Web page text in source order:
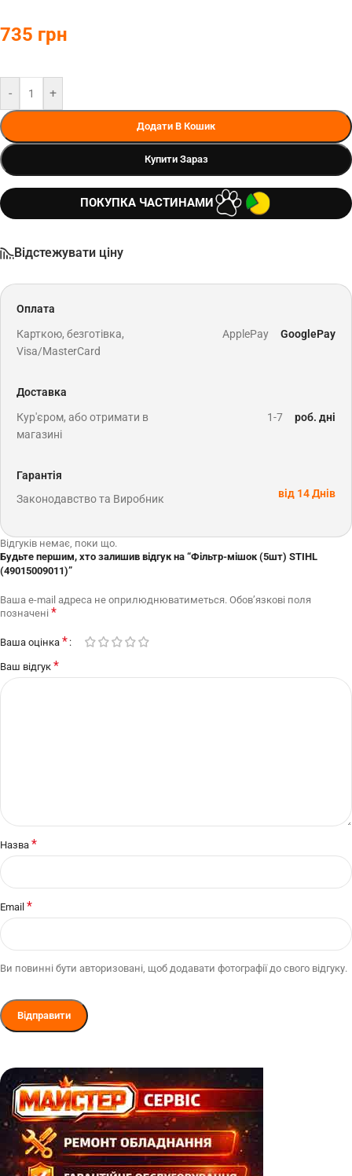
735 грн
- +
Додати В Кошик
Купити Зараз
ПОКУПКА ЧАСТИНАМИ
Відстежувати ціну
Оплата
Карткою, безготівка,
Visa/MasterCard
ApplePay GooglePay
Доставка
Кур'єром, або отримати в
магазині
1-7 роб. дні
Гарантія
Законодавство та Виробник
від 14 Днів
Відгуків немає, поки що.
Будьте першим, хто залишив відгук на “Фільтр-мішок (5шт) STIHL
(49015009011)”
Ваша e-mail адреса не оприлюднюватиметься. Обов’язкові поля
позначені *
Ваша оцінка *
Ваш відгук *
Назва *
Email *
Ви повинні бути авторизовані, щоб додавати фотографії до свого відгуку.